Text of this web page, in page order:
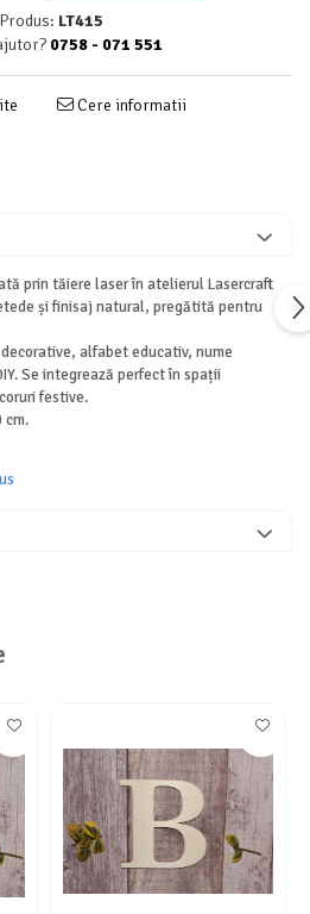
LT415
0758 - 071 551
Cere informatii
prin tăiere laser în atelierul Lasercraft
și finisaj natural, pregătită pentru
alfabet educativ, nume
Se integrează perfect în spații
festive.
cm.